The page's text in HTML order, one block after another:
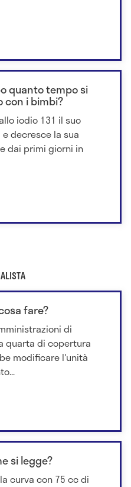
quanto tempo si
i bimbi?
iodio 131 il suo
decresce la sua
dai primi giorni in
fare?
di
quarta di copertura
modificare l'unità
si legge?
curva con 75 cc di